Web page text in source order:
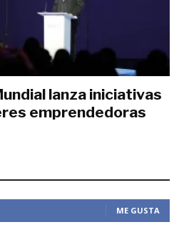
lanza iniciativas
emprendedoras
ME GUSTA